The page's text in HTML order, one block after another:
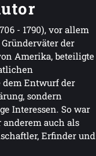
- 1790), vor allem
der
Amerika, beteiligte
Entwurf der
sondern
Interessen. So war
auch als
Erfinder und